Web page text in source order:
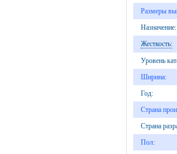
Размеры
Назначение:
Жесткость:
Уровень
Ширина:
Год:
Страна
Страна
Пол: